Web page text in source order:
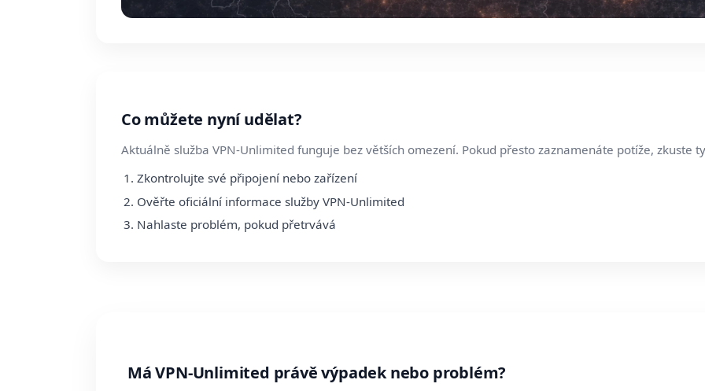
Co můžete nyní udělat?
Aktuálně služba VPN-Unlimited funguje bez větších omezení. Pokud přesto zaznamenáte potíže, zkuste
Zkontrolujte své připojení nebo zařízení
Ověřte oficiální informace služby VPN-Unlimited
Nahlaste problém, pokud přetrvává
Má VPN-Unlimited právě výpadek nebo problém?